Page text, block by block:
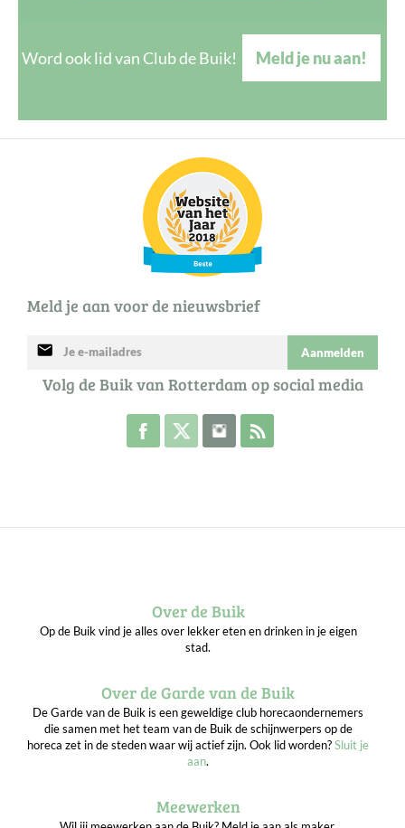
Word ook lid van Club de Buik! Meld je nu aan!
Meld je aan voor de nieuwsbrief
mail Aanmelden
Volg de Buik van Rotterdam op social media
Volg de Buik op Facebook
Volg de Buik op Twitter
Volg de Buik op Instagram
Over de Buik
Op de Buik vind je alles over lekker eten en drinken in je eigen
stad.
Over de Garde van de Buik
De Garde van de Buik is een geweldige club horecaondernemers
die samen met het team van de Buik de schijnwerpers op de
horeca zet in de steden waar wij actief zijn. Ook lid worden?Sluit je
aan.
Meewerken